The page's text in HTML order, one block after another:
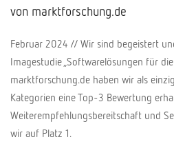
von marktforschung.de
Februar 2024 // Wir sind begeistert
Imagestudie „Softwarelösungen für
marktforschung.de haben wir als
Kategorien eine Top-3 Bewertung
Weiterempfehlungsbereitschaft und
wir auf Platz 1.